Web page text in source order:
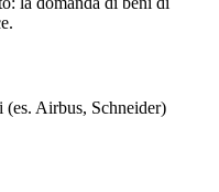
Airbus, Schneider)